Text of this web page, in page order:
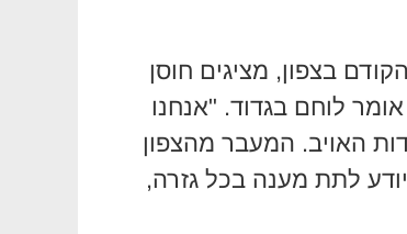
בצפון, מציגים חוסן
אומר לוחם בגדוד. "אנחנו
האויב. המעבר מהצפון
לתת מענה בכל גזרה,